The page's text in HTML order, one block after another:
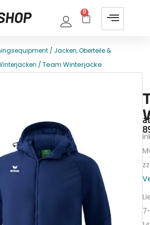
0
/ Jacken, Oberteile &
/ Team Winterjacke